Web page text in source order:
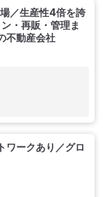
／生産性4倍を誇
・再販・管理ま
不動産会社
ワークあり／グロ